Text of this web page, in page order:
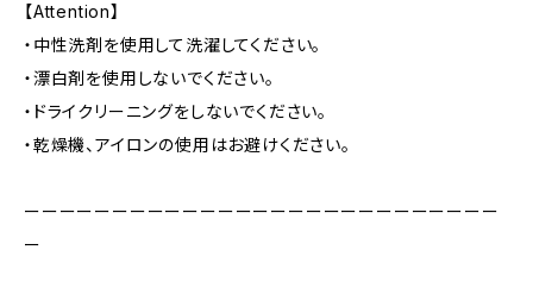
【Attention】
・中性洗剤を使用して洗濯してください。
・漂白剤を使用しないでください。
・ドライクリーニングをしないでください。
・乾燥機、アイロンの使用はお避けください。
ーーーーーーーーーーーーーーーーーーーーーーーーーーー
ー